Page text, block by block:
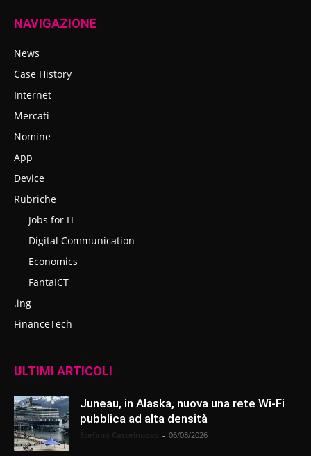
NAVIGAZIONE
News
Case History
Internet
Mercati
Nomine
App
Device
Rubriche
Jobs for IT
Digital Communication
Economics
FantaICT
.ing
FinanceTech
ULTIMI ARTICOLI
Juneau, in Alaska, nuova una rete Wi-Fi
pubblica ad alta densità
- 06/08/2026